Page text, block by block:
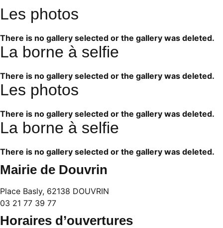
Les photos
There is no gallery selected or the gallery was deleted.
La borne à selfie
There is no gallery selected or the gallery was deleted.
Les photos
There is no gallery selected or the gallery was deleted.
La borne à selfie
There is no gallery selected or the gallery was deleted.
Mairie de Douvrin
Place Basly, 62138 DOUVRIN
03 21 77 39 77
Horaires d’ouvertures